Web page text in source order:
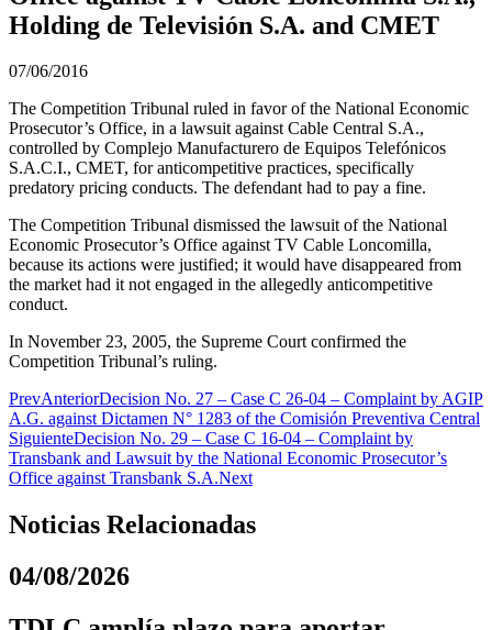
Holding de Televisión S.A. and CMET
07/06/2016
The Competition Tribunal ruled in favor of the National Economic
Prosecutor’s Office, in a lawsuit against Cable Central S.A.,
controlled by Complejo Manufacturero de Equipos Telefónicos
S.A.C.I., CMET, for anticompetitive practices, specifically
predatory pricing conducts. The defendant had to pay a fine.
The Competition Tribunal dismissed the lawsuit of the National
Economic Prosecutor’s Office against TV Cable Loncomilla,
because its actions were justified; it would have disappeared from
the market had it not engaged in the allegedly anticompetitive
conduct.
In November 23, 2005, the Supreme Court confirmed the
Competition Tribunal’s ruling.
PrevAnteriorDecision No. 27 – Case C 26-04 – Complaint by AGIP
A.G. against Dictamen N° 1283 of the Comisión Preventiva Central
SiguienteDecision No. 29 – Case C 16-04 – Complaint by
Transbank and Lawsuit by the National Economic Prosecutor’s
Office against Transbank S.A.Next
Noticias Relacionadas
04/08/2026